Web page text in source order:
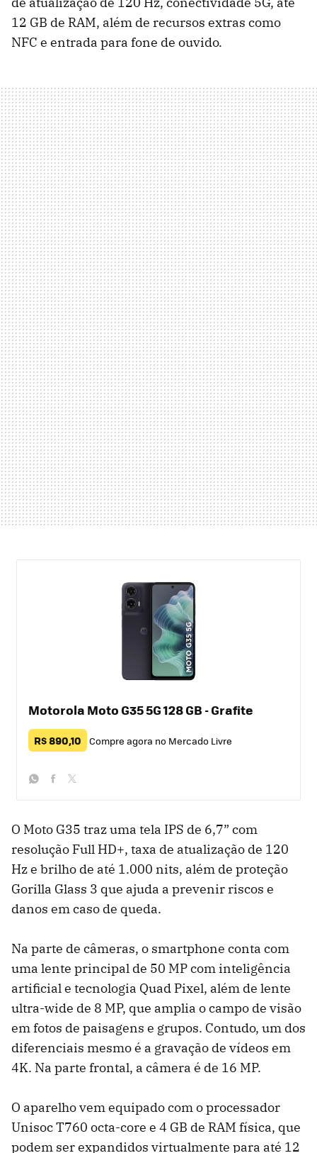
12 GB de RAM, além de recursos extras como
NFC e entrada para fone de ouvido.
Motorola Moto G35 5G 128 GB - Grafite
R$ 890,10 Compre agora no Mercado Livre
O Moto G35 traz uma tela IPS de 6,7” com
resolução Full HD+, taxa de atualização de 120
Hz e brilho de até 1.000 nits, além de proteção
Gorilla Glass 3 que ajuda a prevenir riscos e
danos em caso de queda.
Na parte de câmeras, o smartphone conta com
uma lente principal de 50 MP com inteligência
artificial e tecnologia Quad Pixel, além de lente
ultra-wide de 8 MP, que amplia o campo de visão
em fotos de paisagens e grupos. Contudo, um dos
diferenciais mesmo é a gravação de vídeos em
4K. Na parte frontal, a câmera é de 16 MP.
O aparelho vem equipado com o processador
Unisoc T760 octa-core e 4 GB de RAM física, que
podem ser expandidos virtualmente para até 12